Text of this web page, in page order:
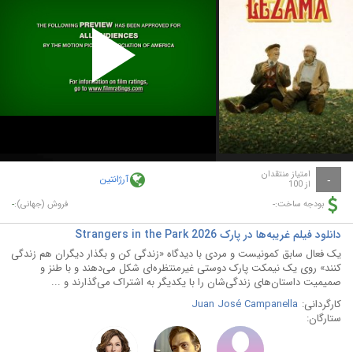
Play
Video
- امتیاز منتقدان
از 100 آرژانتین
بودجه ساخت:- فروش (جهانی):-
دانلود فیلم غریبه‌ها در پارک Strangers in the Park 2026
یک فعال سابق کمونیست و مردی با دیدگاه «زندگی کن و بگذار دیگران هم زندگی
کنند» روی یک نیمکت پارک دوستی غیرمنتظره‌ای شکل می‌دهند و با طنز و
صمیمیت داستان‌های زندگی‌شان را با یکدیگر به اشتراک می‌گذارند و ...
کارگردانی: Juan José Campanella
ستارگان: